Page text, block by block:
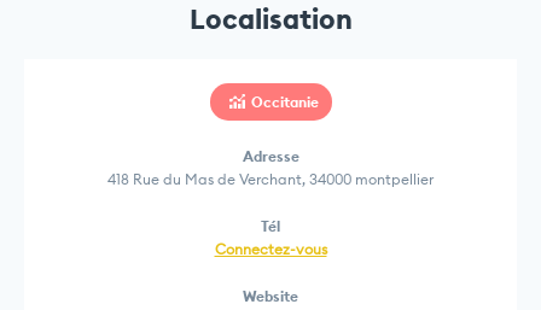
Localisation
Occitanie
Adresse
418 Rue du Mas de Verchant, 34000 montpellier
Tél
Connectez-vous
Website